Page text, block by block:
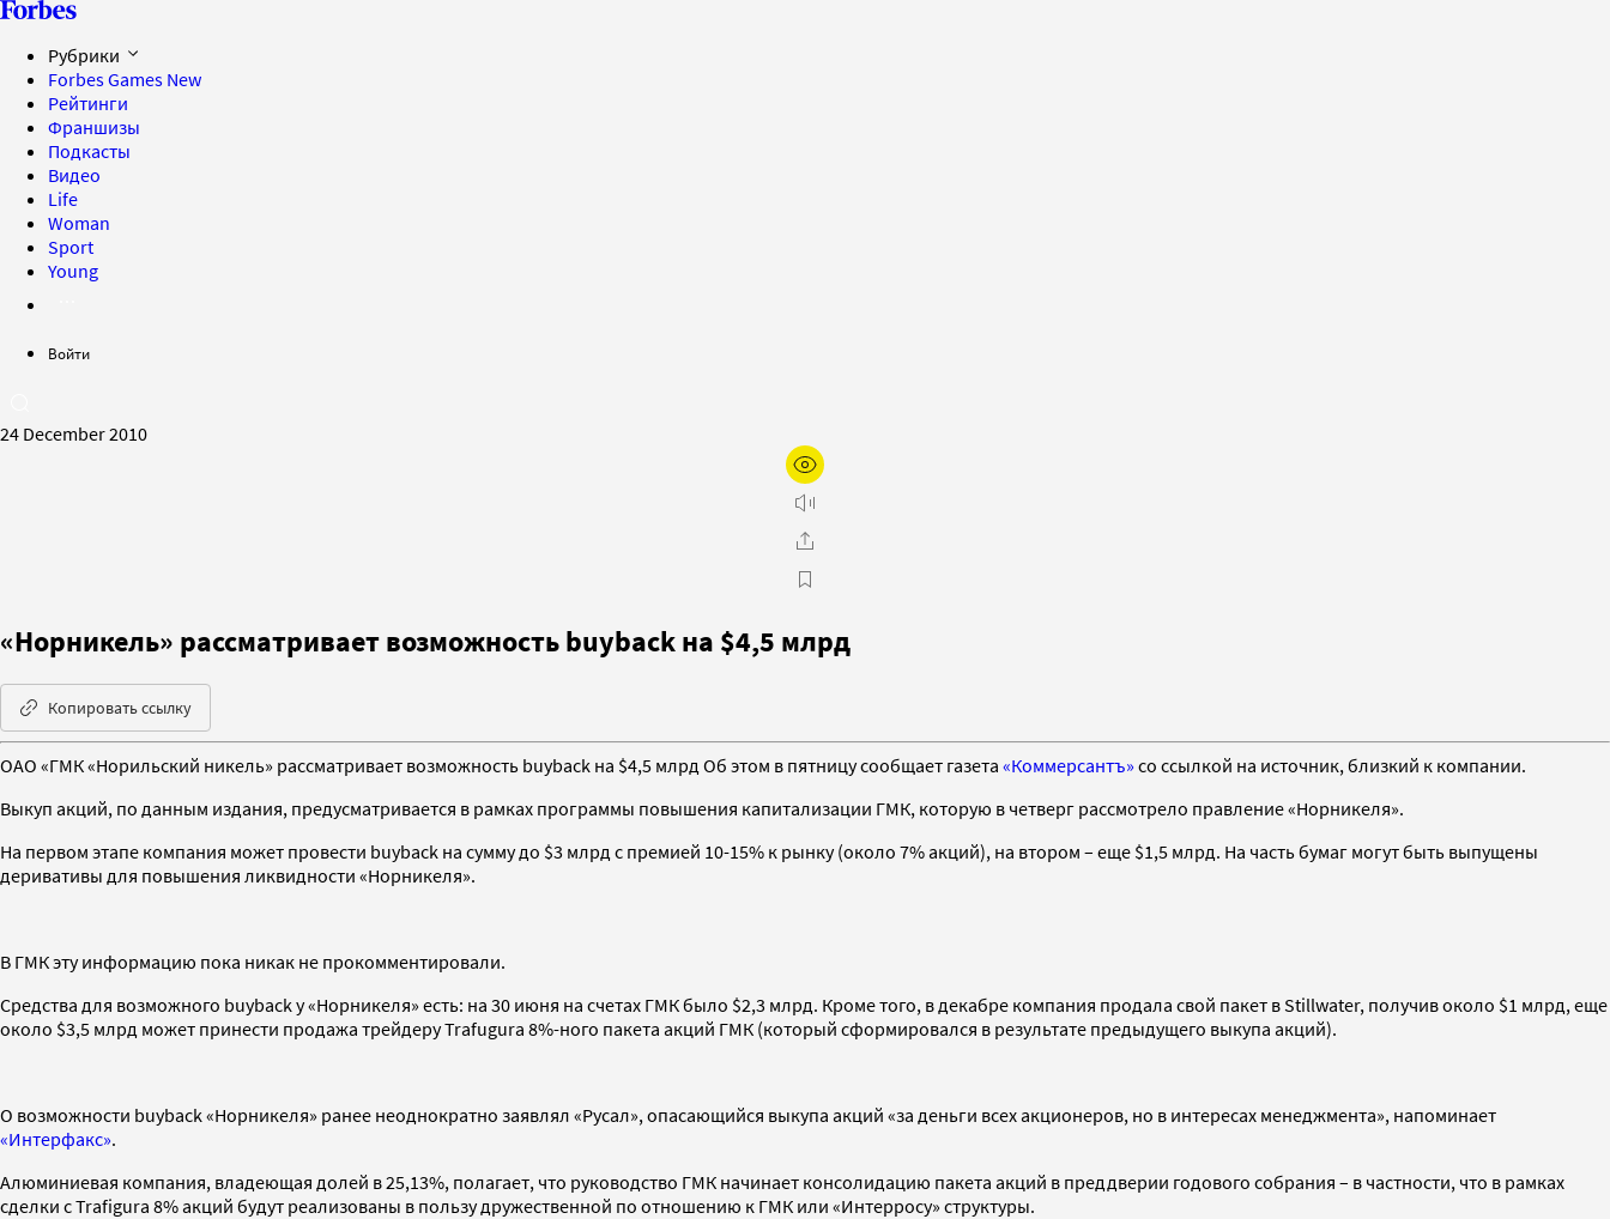
Рубрики
Forbes Games New
Рейтинги
Франшизы
Подкасты
Видео
Life
Woman
Sport
Young
Войти
24 December 2010
«Норникель» рассматривает возможность buyback на $4,5 млрд
Копировать ссылку
ОАО «ГМК «Норильский никель» рассматривает возможность buyback на $4,5 млрд Об этом в пятницу сообщает газета «Коммерсантъ» со ссылкой на источник, близкий к компании.
Выкуп акций, по данным издания, предусматривается в рамках программы повышения капитализации ГМК, которую в четверг рассмотрело правление «Норникеля».
На первом этапе компания может провести buyback на сумму до $3 млрд с премией 10-15% к рынку (около 7% акций), на втором – еще $1,5 млрд. На часть бумаг могут быть выпущены
деривативы для повышения ликвидности «Норникеля».
В ГМК эту информацию пока никак не прокомментировали.
Средства для возможного buyback у «Норникеля» есть: на 30 июня на счетах ГМК было $2,3 млрд. Кроме того, в декабре компания продала свой пакет в Stillwater, получив около $1 млрд, еще
около $3,5 млрд может принести продажа трейдеру Trafugura 8%-ного пакета акций ГМК (который сформировался в результате предыдущего выкупа акций).
О возможности buyback «Норникеля» ранее неоднократно заявлял «Русал», опасающийся выкупа акций «за деньги всех акционеров, но в интересах менеджмента», напоминает
«Интерфакс».
Алюминиевая компания, владеющая долей в 25,13%, полагает, что руководство ГМК начинает консолидацию пакета акций в преддверии годового собрания – в частности, что в рамках
сделки с Trafigura 8% акций будут реализованы в пользу дружественной по отношению к ГМК или «Интерросу» структуры.